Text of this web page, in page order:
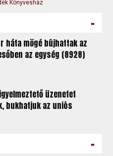
Könyvesház
-
háta mögé bújhattak az
az egység (8928)
üzenetet
bukhatjuk az uniós
-